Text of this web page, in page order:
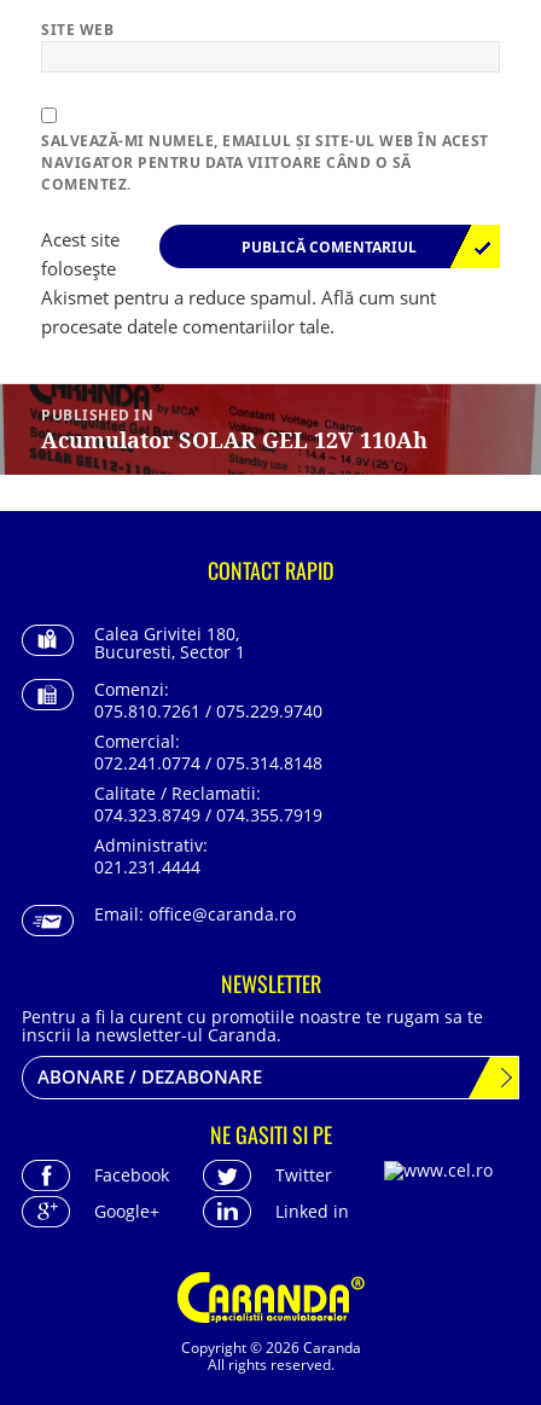
SITE WEB
SALVEAZĂ-MI NUMELE, EMAILUL ȘI SITE-UL WEB ÎN ACEST
NAVIGATOR PENTRU DATA VIITOARE CÂND O SĂ
COMENTEZ.
Acest site
folosește
Akismet pentru a reduce spamul.Află cum sunt
procesate datele comentariilor tale.
Navigare
în
articole
PUBLISHED IN
Acumulator SOLAR GEL 12V 110Ah
Copyright © 2026 Caranda
All rights reserved.
CONTACT RAPID
Calea Grivitei 180,
Bucuresti, Sector 1
Comenzi:
075.810.7261 / 075.229.9740
Comercial:
072.241.0774 / 075.314.8148
Calitate / Reclamatii:
074.323.8749 / 074.355.7919
Administrativ:
021.231.4444
Email: office@caranda.ro
NEWSLETTER
Pentru a fi la curent cu promotiile noastre te rugam sa te
inscrii la newsletter-ul Caranda.
ABONARE / DEZABONARE
NE GASITI SI PE
Facebook
Twitter
Google+
Linked in